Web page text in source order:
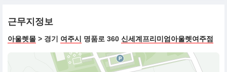
근무지정보
아울렛몰 > 경기 여주시 명품로 360 신세계프리미엄아울렛여주점